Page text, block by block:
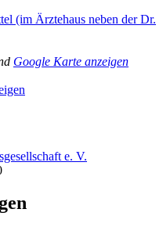
(im Ärztehaus neben der Dr.
Google Karte anzeigen
e. V.